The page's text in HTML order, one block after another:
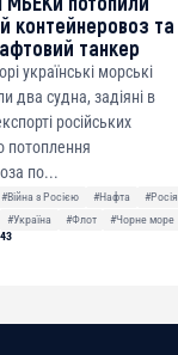
контейнеровоз та
танкер
українські морські
два судна, задіяні в
російських
потоплення
по...
#Війна з Росією #Нафта
#Росія
#Україна #Флот
#Чорне море